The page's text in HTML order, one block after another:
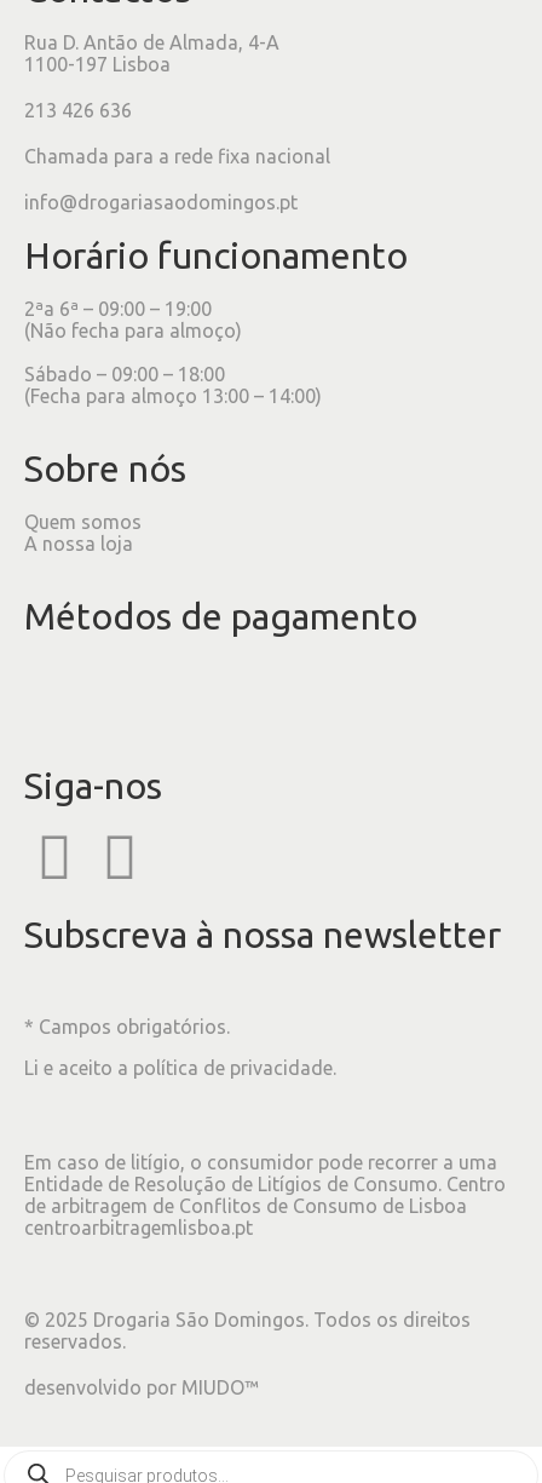
Rua D. Antão de Almada, 4-A
1100-197 Lisboa
213 426 636
Chamada para a rede fixa nacional
info@drogariasaodomingos.pt
Horário funcionamento
2ªa 6ª – 09:00 – 19:00
(Não fecha para almoço)
Sábado – 09:00 – 18:00
(Fecha para almoço 13:00 – 14:00)
Sobre nós
Quem somos
A nossa loja
Métodos de pagamento
Siga-nos
Subscreva à nossa newsletter
* Campos obrigatórios.
Li e aceito a política de privacidade.
Em caso de litígio, o consumidor pode recorrer a uma
Entidade de Resolução de Litígios de Consumo. Centro
de arbitragem de Conflitos de Consumo de Lisboa
centroarbitragemlisboa.pt
© 2025 Drogaria São Domingos. Todos os direitos
reservados.
desenvolvido por MIUDO™